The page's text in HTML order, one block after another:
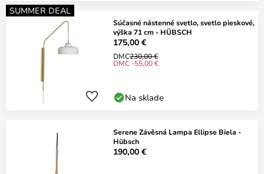
SUMMER DEAL
Súčasné nástenné svetlo, svetlo pieskové,
výška 71 cm - HÜBSCH
175,00 €
DMC230,00 €
DMC -55,00 €
Na sklade
Serene Závěsná Lampa Ellipse Biela -
Hübsch
190,00 €